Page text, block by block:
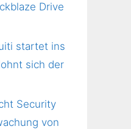
Drive
startet ins
sich der
Security
von